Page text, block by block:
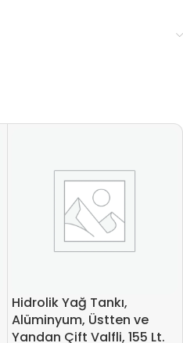
Hidrolik Yağ Tankı,
Alüminyum, Üstten ve
Yandan Çift Valfli, 155 Lt.